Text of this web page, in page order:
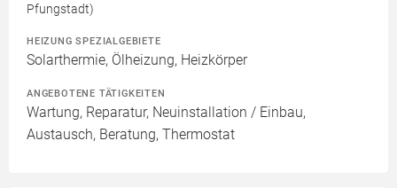
Pfungstadt)
HEIZUNG SPEZIALGEBIETE
Solarthermie, Ölheizung, Heizkörper
ANGEBOTENE TÄTIGKEITEN
Wartung, Reparatur, Neuinstallation / Einbau,
Austausch, Beratung, Thermostat